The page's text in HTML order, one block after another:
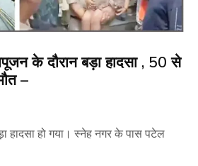
के दौरान बड़ा हादसा , 50 से
–
हादसा हो गया। स्नेह नगर के पास पटेल